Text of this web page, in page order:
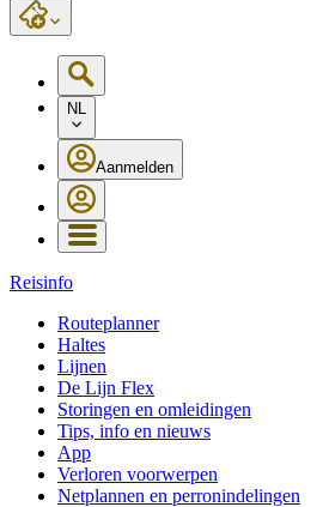
NL
Aanmelden
Reisinfo
Routeplanner
Haltes
Lijnen
De Lijn Flex
Storingen en omleidingen
Tips, info en nieuws
App
Verloren voorwerpen
Netplannen en perronindelingen